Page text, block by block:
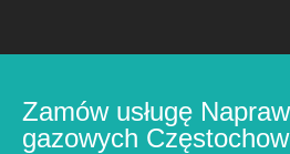
Zamów usługę
gazowych